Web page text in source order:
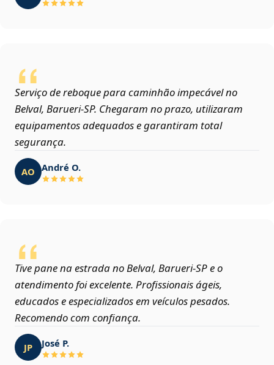
Serviço de reboque para caminhão impecável no
Belval, Barueri‑SP. Chegaram no prazo, utilizaram
equipamentos adequados e garantiram total
segurança.
AO André O.
Tive pane na estrada no Belval, Barueri‑SP e o
atendimento foi excelente. Profissionais ágeis,
educados e especializados em veículos pesados.
Recomendo com confiança.
JP José P.